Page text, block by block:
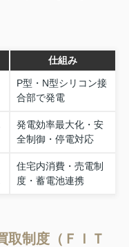
仕組み
P型・N型シリコン接
合部で発電
発電効率最大化・安
全制御・停電対応
住宅内消費・売電制
度・蓄電池連携
取制度（ＦＩＴ